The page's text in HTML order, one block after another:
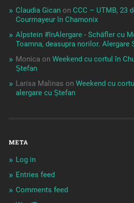
Claudia Gicanon CCC – UTMB, 23
Courmayeur în Chamonix
Alpstein #înAlergare - Schäfler cu
Toamna, deasupra norilor. Alergare
Monica on Weekend cu cortul în
Ștefan
Larisa Malinas on Weekend cu
alergare cu Ștefan
META
Log in
Entries feed
Comments feed